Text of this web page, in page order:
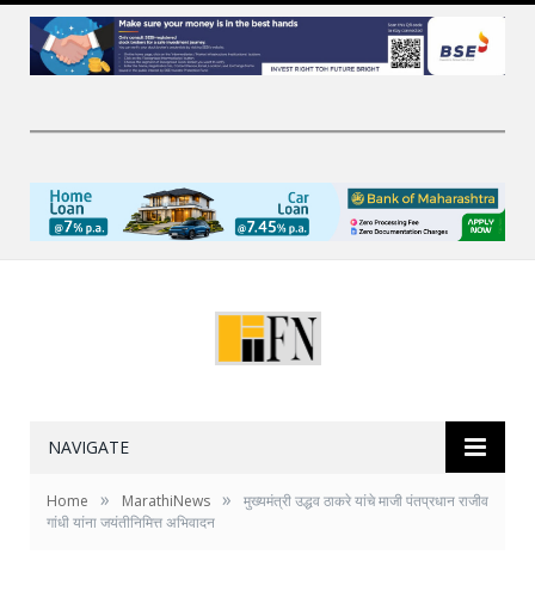
NAVIGATE
Home » MarathiNews »
मुख्यमंत्री उद्धव ठाकरे यांचे माजी पंतप्रधान राजीव
गांधी यांना जयंतीनिमित्त अभिवादन